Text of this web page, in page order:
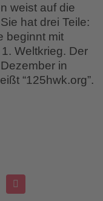
weist auf die
hat drei Teile:
beginnt mit
Weltkrieg. Der
in
“125hwk.org”.